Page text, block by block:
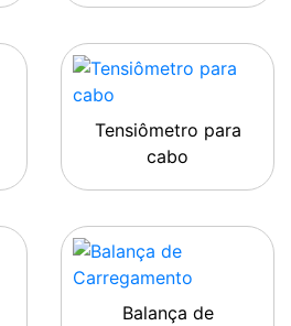
Tensiômetro para
cabo
Balança de